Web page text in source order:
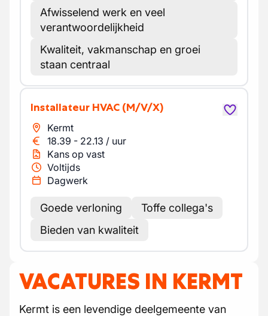
Afwisselend werk en veel
verantwoordelijkheid
Kwaliteit, vakmanschap en groei
staan centraal
Installateur HVAC (M/V/X)
Kermt
18.39 - 22.13 / uur
Kans op vast
Voltijds
Dagwerk
Goede verloning
Toffe collega's
Bieden van kwaliteit
VACATURES IN KERMT
Kermt is een levendige deelgemeente van